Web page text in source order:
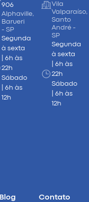
906
Alphaville,
Barueri
- SP
Segunda
à sexta
| 6h às
22h
Sábado
| 6h às
12h
Vila
Valparaíso,
Santo
André -
SP
Segunda
à sexta
| 6h às
22h
Sábado
| 6h às
12h
Blog Contato